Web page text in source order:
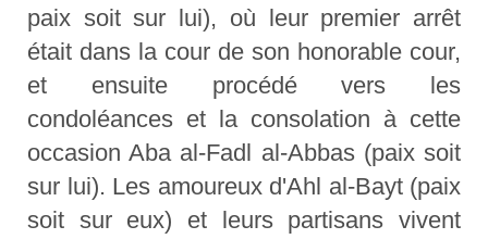
paix soit sur lui), où leur premier arrêt
était dans la cour de son honorable cour,
et ensuite procédé vers les
condoléances et la consolation à cette
occasion Aba al-Fadl al-Abbas (paix soit
sur lui). Les amoureux d'Ahl al-Bayt (paix
soit sur eux) et leurs partisans vivent